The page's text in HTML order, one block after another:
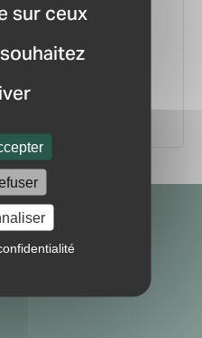
sur ceux
pour ne manquer aucune
du marché.